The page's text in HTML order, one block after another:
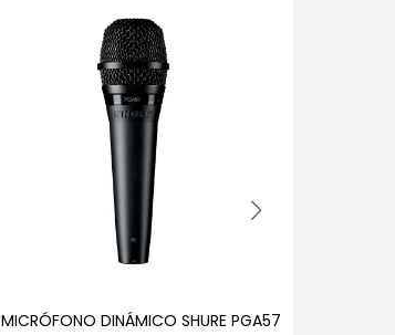
MICRÓFONO DINÁMICO SHURE PGA57